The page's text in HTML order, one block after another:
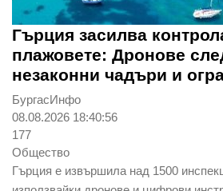
Гърция засилва
плажовете: Дронове
незаконни чадъри и
БургасИнфо
08.08.2026 18:40:56
177
Общество
Гърция е извършила над 1500